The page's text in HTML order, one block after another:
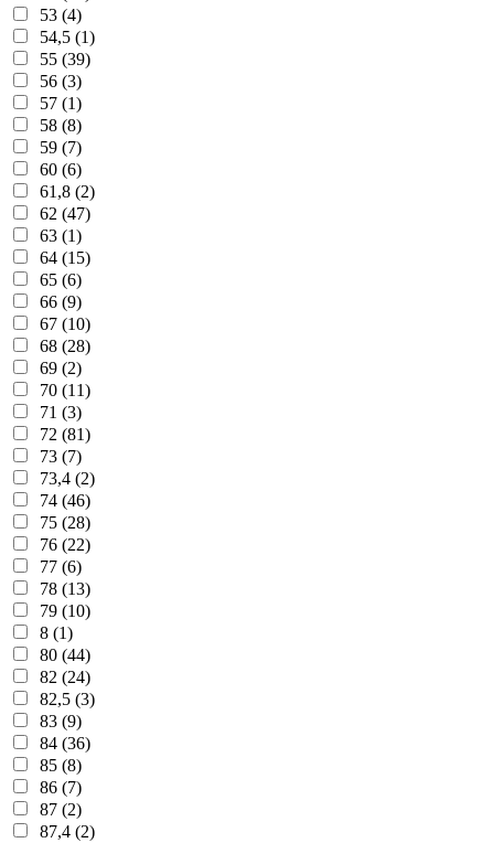
53 (4)
54,5 (1)
55 (39)
56 (3)
57 (1)
58 (8)
59 (7)
60 (6)
61,8 (2)
62 (47)
63 (1)
64 (15)
65 (6)
66 (9)
67 (10)
68 (28)
69 (2)
70 (11)
71 (3)
72 (81)
73 (7)
73,4 (2)
74 (46)
75 (28)
76 (22)
77 (6)
78 (13)
79 (10)
8 (1)
80 (44)
82 (24)
82,5 (3)
83 (9)
84 (36)
85 (8)
86 (7)
87 (2)
87,4 (2)